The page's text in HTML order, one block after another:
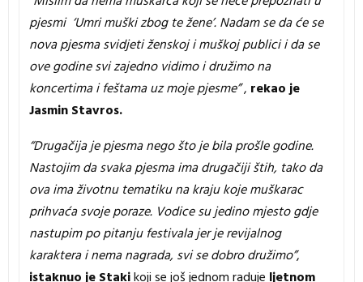
pjesmi ‘Umri muški zbog te žene’. Nadam se da će se
nova pjesma svidjeti ženskoj i muškoj publici i da se
ove godine svi zajedno vidimo i družimo na
koncertima i feštama uz moje pjesme”, rekao je
Jasmin Stavros.
“Drugačija je pjesma nego što je bila prošle godine.
Nastojim da svaka pjesma ima drugačiji štih, tako da
ova ima životnu tematiku na kraju koje muškarac
prihvaća svoje poraze. Vodice su jedino mjesto gdje
nastupim po pitanju festivala jer je revijalnog
karaktera i nema nagrada, svi se dobro družimo”,